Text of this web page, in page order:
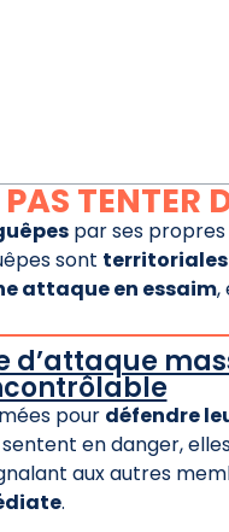
TENTER
par ses
sont territoriales
attaque en essaim,
d’attaque
pour défendre
sentent en danger,
aux autres
.